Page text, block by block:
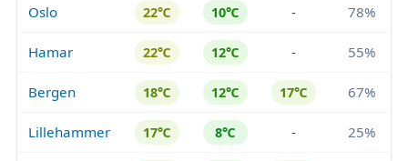
Oslo 22℃ 10℃ - 78%
Hamar 22℃ 12℃ - 55%
Bergen 18℃ 12℃ 17℃ 67%
Lillehammer 17℃ 8℃ - 25%